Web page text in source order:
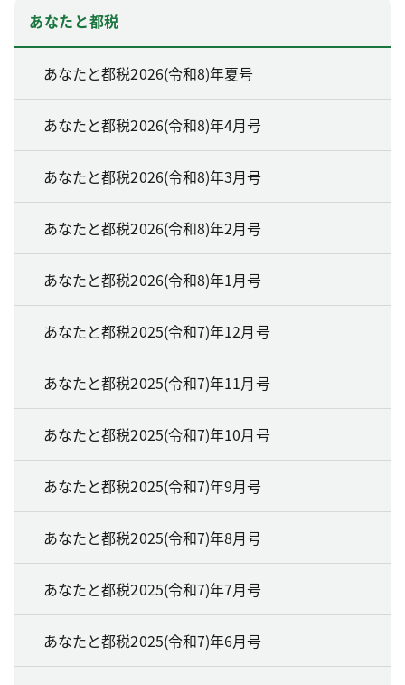
あなたと都税
あなたと都税2026(令和8)年夏号
あなたと都税2026(令和8)年4月号
あなたと都税2026(令和8)年3月号
あなたと都税2026(令和8)年2月号
あなたと都税2026(令和8)年1月号
あなたと都税2025(令和7)年12月号
あなたと都税2025(令和7)年11月号
あなたと都税2025(令和7)年10月号
あなたと都税2025(令和7)年9月号
あなたと都税2025(令和7)年8月号
あなたと都税2025(令和7)年7月号
あなたと都税2025(令和7)年6月号